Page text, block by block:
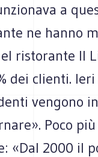
a
ne hanno
ristorante Il
dei clienti.
vengono
Poco
«Dal 2000 il